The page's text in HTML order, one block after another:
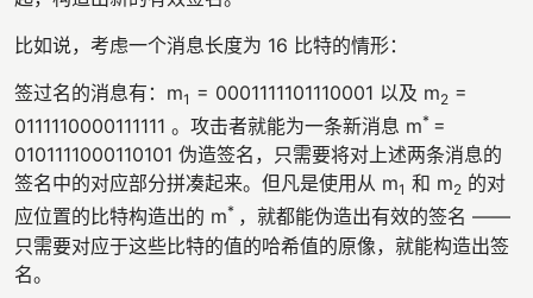
比如说，考虑一个消息长度为 16 比特的情形：
签过名的消息有：m1 = 0001111101110001 以及 m2 =
0111110000111111 。攻击者就能为一条新消息 m* =
0101111000110101 伪造签名，只需要将对上述两条消息的
签名中的对应部分拼凑起来。但凡是使用从 m1 和 m2 的对
应位置的比特构造出的 m* ，就都能伪造出有效的签名 ——
只需要对应于这些比特的值的哈希值的原像，就能构造出签
名。